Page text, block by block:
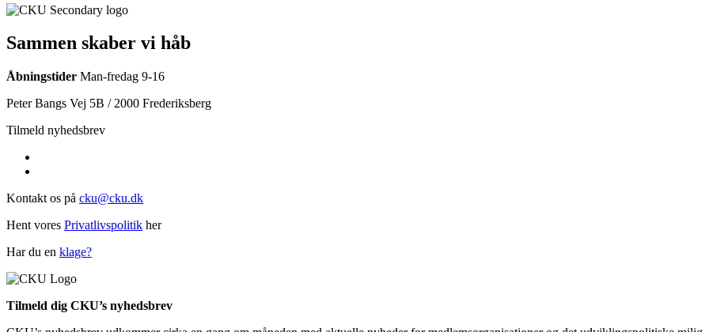
Sammen skaber vi håb
Åbningstider Man-fredag 9-16
Peter Bangs Vej 5B / 2000 Frederiksberg
Tilmeld nyhedsbrev
Kontakt os på cku@cku.dk
Hent vores Privatlivspolitik her
Har du en klage?
Tilmeld dig CKU’s nyhedsbrev